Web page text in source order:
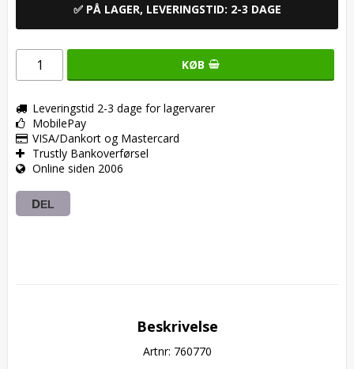
✅ PÅ LAGER, LEVERINGSTID: 2-3 DAGE
KØB
Leveringstid 2-3 dage for lagervarer
MobilePay
VISA/Dankort og Mastercard
Trustly Bankoverførsel
Online siden 2006
DEL
Beskrivelse
Artnr: 760770